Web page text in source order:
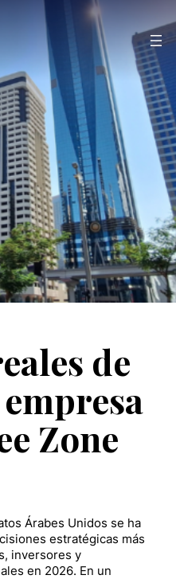
de
Zone
Árabes Unidos se ha
estratégicas más
inversores y
en 2026. En un